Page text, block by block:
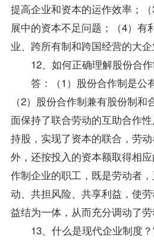
提高企业和资本的运作效率；
展中的资本不足问题；（4）有
业、跨所有制和跨国经营的大企
12、如何正确理解股份合作
答：（1）股份合作制是公
（2）股份合作制兼有股份制
面保持了联合劳动的互助合作
持股，实现了资本的联合，劳
外，还按投入的资本额取得相
作制企业的职工，既是劳动者
动、共担风险、共享利益，使
益结为一体，从而充分调动了劳
13、什么是现代企业制度？